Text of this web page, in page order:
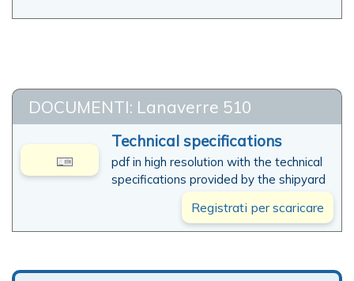
DOCUMENTI: Lanaverre 510
Technical specifications
pdf in high resolution with the technical
specifications provided by the shipyard
Registrati per scaricare